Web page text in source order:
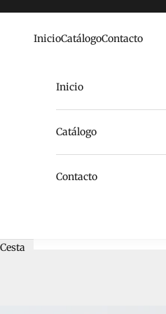
InicioCatálogoContacto
Inicio
Catálogo
Contacto
Cesta